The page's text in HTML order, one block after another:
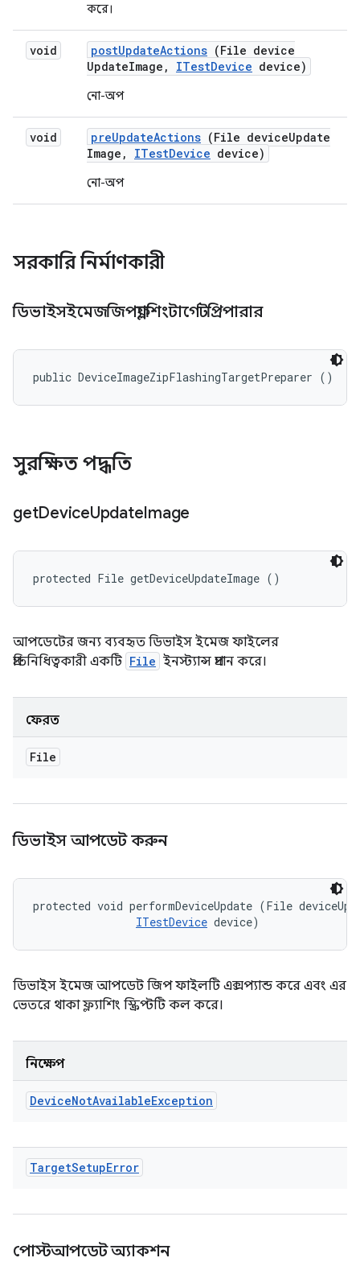
করে।
void postUpdateActions (File device
UpdateImage , ITestDevice device)
নো-অপ
void preUpdateActions (File deviceUpdate
Image , ITestDevice device)
নো-অপ
সরকারি নির্মাণকারী
ডিভাইসইমেজজিপফ্ল্যাশিংটার্গেটপ্রিপারার
public DeviceImageZipFlashingTargetPreparer ()
সুরক্ষিত পদ্ধতি
getDeviceUpdateImage
protected File getDeviceUpdateImage ()
আপডেটের জন্য ব্যবহৃত ডিভাইস ইমেজ ফাইলের
প্রতিনিধিত্বকারী একটি File ইনস্ট্যান্স প্রদান করে।
ফেরত
File
ডিভাইস আপডেট করুন
protected void performDeviceUpdate (File
ITestDevice device)
ডিভাইস ইমেজ আপডেট জিপ ফাইলটি এক্সপ্যান্ড করে এবং এর
ভেতরে থাকা ফ্ল্যাশিং স্ক্রিপ্টটি কল করে।
নিক্ষেপ
DeviceNotAvailableException
TargetSetupError
পোস্টআপডেট অ্যাকশন